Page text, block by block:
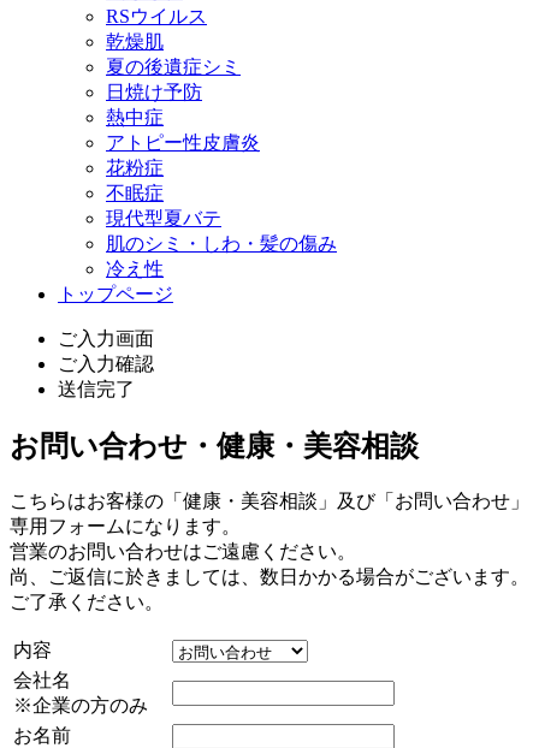
RSウイルス
乾燥肌
夏の後遺症シミ
日焼け予防
熱中症
アトピー性皮膚炎
花粉症
不眠症
現代型夏バテ
肌のシミ・しわ・髪の傷み
冷え性
トップページ
ご入力画面
ご入力確認
送信完了
お問い合わせ・健康・美容相談
こちらはお客様の「健康・美容相談」及び「お問い合わせ」
専用フォームになります。
営業のお問い合わせはご遠慮ください。
尚、ご返信に於きましては、数日かかる場合がございます。
ご了承ください。
内容
会社名
※企業の方のみ
お名前